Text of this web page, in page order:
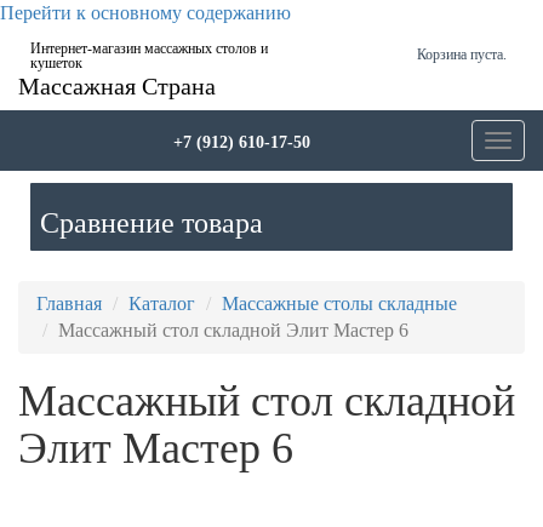
Перейти к основному содержанию
Интернет-магазин массажных столов и
кушеток
Массажная Страна
Корзина пуста.
+7 (912) 610-17-50
Сравнение товара
Главная Каталог
Массажные столы складные
Массажный стол складной Элит Мастер 6
Массажный стол складной
Элит Мастер 6